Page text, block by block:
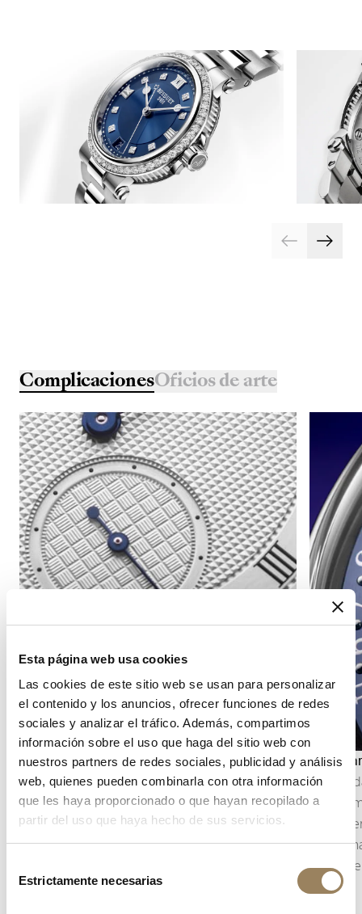
Esta página web usa cookies
Las cookies de este sitio web se usan para personalizar
el contenido y los anuncios, ofrecer funciones de redes
sociales y analizar el tráfico. Además, compartimos
información sobre el uso que haga del sitio web con
nuestros partners de redes sociales, publicidad y análisis
web, quienes pueden combinarla con otra información
que les haya proporcionado o que hayan recopilado a
partir del uso que haya hecho de sus servicios.
Estrictamente necesarias
ComplicacionesOficios de arte
Indicación de los segundos
La indicación de los segundos permite seguir
con precisión el transcurso del tiempo. Según la
construcción del movimiento, puede adoptar la
forma de un segundero central o de un
la arquitectura de la esfera.
El
disco.
exige